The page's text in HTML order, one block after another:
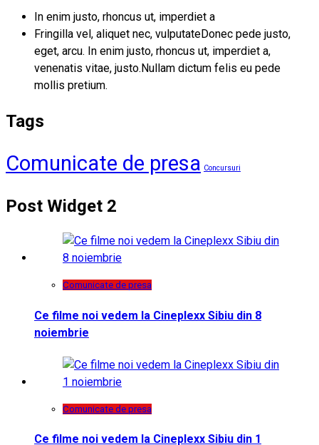
In enim justo, rhoncus ut, imperdiet a
Fringilla vel, aliquet nec, vulputateDonec pede justo,
eget, arcu. In enim justo, rhoncus ut, imperdiet a,
venenatis vitae, justo.Nullam dictum felis eu pede
mollis pretium.
Tags
Comunicate de presa Concursuri
Post Widget 2
Comunicate de presa
Ce filme noi vedem la Cineplexx Sibiu din 8
noiembrie
Comunicate de presa
Ce filme noi vedem la Cineplexx Sibiu din 1